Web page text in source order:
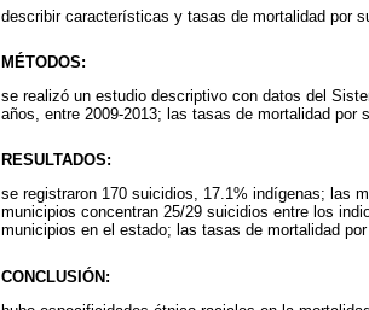
describir características y tasas de mortalidad por
MÉTODOS:
se realizó un estudio descriptivo con datos del
años, entre 2009-2013; las tasas de mortalidad por
RESULTADOS:
se registraron 170 suicidios, 17.1% indígenas; las
municipios concentran 25/29 suicidios entre los
municipios en el estado; las tasas de mortalidad
CONCLUSIÓN: